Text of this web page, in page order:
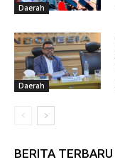
Daerah
Daerah
BERITA TERBARU